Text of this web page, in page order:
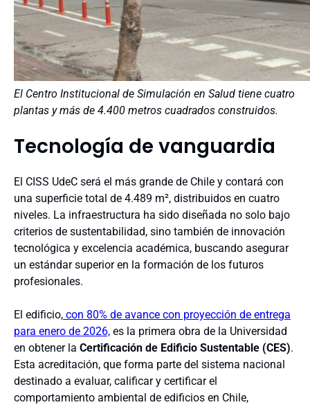
El Centro Institucional de Simulación en Salud tiene cuatro
plantas y más de 4.400 metros cuadrados construidos.
Tecnología de vanguardia
El CISS UdeC será el más grande de Chile y contará con
una superficie total de 4.489 m², distribuidos en cuatro
niveles. La infraestructura ha sido diseñada no solo bajo
criterios de sustentabilidad, sino también de innovación
tecnológica y excelencia académica, buscando asegurar
un estándar superior en la formación de los futuros
profesionales.
El edificio, con 80% de avance con proyección de entrega
para enero de 2026, es la primera obra de la Universidad
en obtener la Certificación de Edificio Sustentable (CES).
Esta acreditación, que forma parte del sistema nacional
destinado a evaluar, calificar y certificar el
comportamiento ambiental de edificios en Chile,